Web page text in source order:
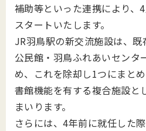
補助等といった連携により、
スタートいたします。
JR羽鳥駅の新交流施設は、
公民館・羽鳥ふれあいセンタ
め、これを除却し1つにまと
書館機能を有する複合施設と
まいります。
さらには、4年前に就任した